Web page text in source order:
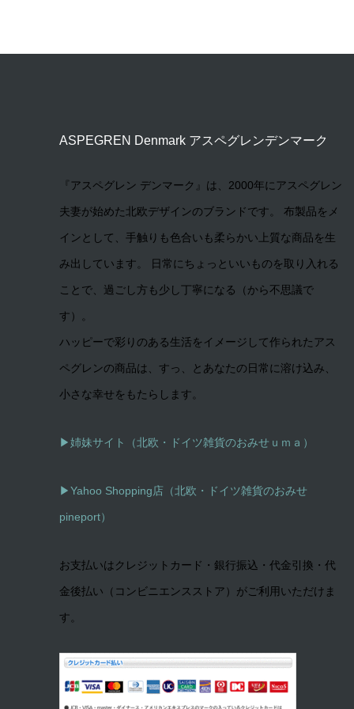
ASPEGREN Denmark アスペグレンデンマーク
『アスペグレン デンマーク』は、2000年にアスペグレン
夫妻が始めた北欧デザインのブランドです。 布製品をメ
インとして、手触りも色合いも柔らかい上質な商品を生
み出しています。 日常にちょっといいものを取り入れる
ことで、過ごし方も少し丁寧になる（から不思議で
す）。
ハッピーで彩りのある生活をイメージして作られたアス
ペグレンの商品は、すっ、とあなたの日常に溶け込み、
小さな幸せをもたらします。
▶姉妹サイト（北欧・ドイツ雑貨のおみせｕｍａ）
▶Yahoo Shopping店（北欧・ドイツ雑貨のおみせ
pineport）
お支払いはクレジットカード・銀行振込・代金引換・代
金後払い（コンビニエンスストア）がご利用いただけま
す。